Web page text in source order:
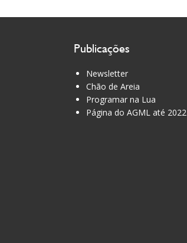
Publicações
Newsletter
Chão de Areia
Programar na Lua
Página do AGML até 2022